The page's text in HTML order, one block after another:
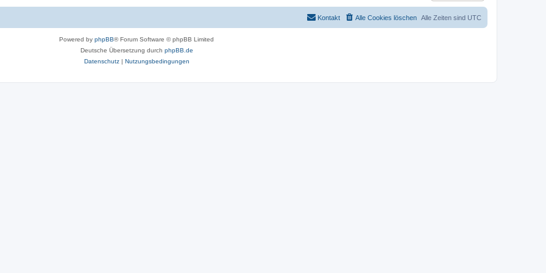
Alle Zeiten sind UTC
Alle Cookies löschen
Kontakt
Powered by phpBB® Forum Software © phpBB Limited
Deutsche Übersetzung durch phpBB.de
Datenschutz| Nutzungsbedingungen